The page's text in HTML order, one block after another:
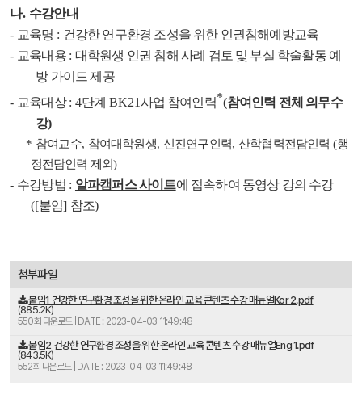
나. 수강안내
- 교육명 : 건강한 연구환경 조성을 위한 인권침해예방교육
- 교육내용 : 대학원생 인권 침해 사례 검토 및 부실 학술활동 예
방 가이드 제공
- 교육대상: 4단계 BK21사업 참여인력*(참여인력 전체 의무수
강)
* 참여교수, 참여대학원생, 신진연구인력, 산학협력전담인력 (행
정전담인력 제외)
- 수강방법 : 알파캠퍼스 사이트에 접속하여 동영상 강의 수강
([붙임] 참조)
첨부파일
붙임1 건강한 연구환경 조성을 위한 온라인 교육 콘텐츠 수강 매뉴얼Kor 2.pdf
(885.2K)
550회 다운로드 | DATE : 2023-04-03 11:49:48
붙임2 건강한 연구환경 조성을 위한 온라인 교육 콘텐츠 수강 매뉴얼Eng 1.pdf
(843.5K)
552회 다운로드 | DATE : 2023-04-03 11:49:48